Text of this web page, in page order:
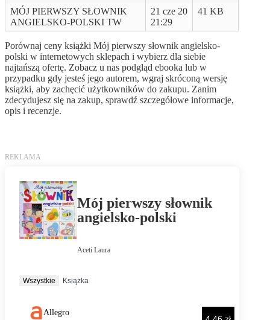
MÓJ PIERWSZY SŁOWNIK
ANGIELSKO-POLSKI TW
21 cze 20
21:29
41 KB
Porównaj ceny książki Mój pierwszy słownik angielsko-
polski w internetowych sklepach i wybierz dla siebie
najtańszą ofertę. Zobacz u nas podgląd ebooka lub w
przypadku gdy jesteś jego autorem, wgraj skróconą wersję
książki, aby zachęcić użytkowników do zakupu. Zanim
zdecydujesz się na zakup, sprawdź szczegółowe informacje,
opis i recenzje.